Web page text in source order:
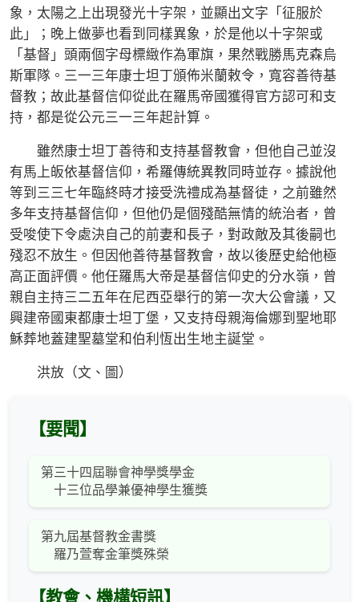
象，太陽之上出現發光十字架，並顯出文字「征服於
此」；晚上做夢也看到同樣異象，於是他以十字架或
「基督」頭兩個字母標緻作為軍旗，果然戰勝馬克森烏
斯軍隊。三一三年康士坦丁頒佈米蘭敕令，寬容善待基
督教；故此基督信仰從此在羅馬帝國獲得官方認可和支
持，都是從公元三一三年起計算。
雖然康士坦丁善待和支持基督教會，但他自己並沒
有馬上皈依基督信仰，希羅傳統異教同時並存。據說他
等到三三七年臨終時才接受洗禮成為基督徒，之前雖然
多年支持基督信仰，但他仍是個殘酷無情的統治者，曾
受唆使下令處決自己的前妻和長子，對政敵及其後嗣也
殘忍不放生。但因他善待基督教會，故以後歷史給他極
高正面評價。他任羅馬大帝是基督信仰史的分水嶺，曾
親自主持三二五年在尼西亞舉行的第一次大公會議，又
興建帝國東都康士坦丁堡，又支持母親海倫娜到聖地耶
穌葬地蓋建聖墓堂和伯利恆出生地主誕堂。
洪放（文、圖）
【要聞】
第三十四屆聯會神學獎學金
十三位品學兼優神學生獲獎
第九屆基督教金書獎
羅乃萱奪金筆獎殊榮
【教會、機構短訊】